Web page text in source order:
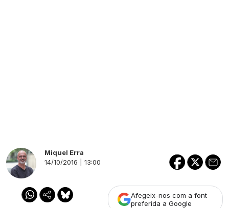
Miquel Erra
14/10/2016 | 13:00
Afegeix-nos com a font
preferida a Google